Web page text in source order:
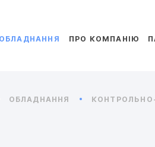
ОБЛАДНАННЯ ПРО КОМПАНІЮ
ОБЛАДНАННЯ